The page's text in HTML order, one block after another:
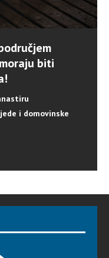
biti
i domovinske